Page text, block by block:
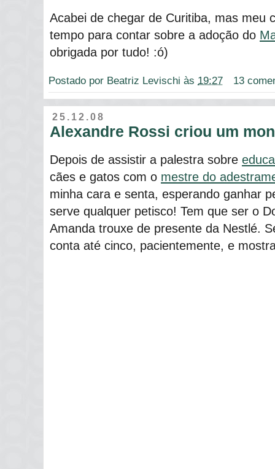
Acabei de chegar de Curitiba, mas meu
tempo para contar sobre a adoção do
obrigada por tudo! :ó)
Postado por Beatriz Levischi às 19:27 13
25.12.08
Alexandre Rossi criou um
Depois de assistir a palestra sobre
cães e gatos com o mestre do
minha cara e senta, esperando ganhar
serve qualquer petisco! Tem que ser o
Amanda trouxe de presente da Nestlé.
conta até cinco, pacientemente, e